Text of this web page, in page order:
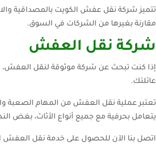
تتميز شركة نقل عفش الكويت بالمصداقية
مقارنة بغيرها من الشركات في السوق.
شركة نقل العفش
إذا كنت تبحث عن شركة موثوقة لنقل العفش،
عائلتك.
تعتبر عملية نقل العفش من المهام الصعبة
يتعامل بحرفية مع جميع أنواع الأثاث، بغض
اتصل بنا الآن للحصول على خدمة نقل العفش